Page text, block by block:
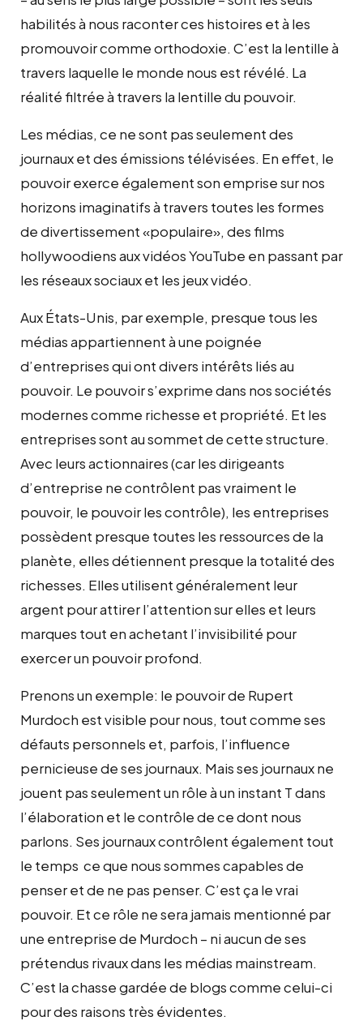
habilités à nous raconter ces histoires et à les
promouvoir comme orthodoxie. C’est la lentille à
travers laquelle le monde nous est révélé. La
réalité filtrée à travers la lentille du pouvoir.
Les médias, ce ne sont pas seulement des
journaux et des émissions télévisées. En effet, le
pouvoir exerce également son emprise sur nos
horizons imaginatifs à travers toutes les formes
de divertissement «populaire», des films
hollywoodiens aux vidéos YouTube en passant par
les réseaux sociaux et les jeux vidéo.
Aux États-Unis, par exemple, presque tous les
médias appartiennent à une poignée
d’entreprises qui ont divers intérêts liés au
pouvoir. Le pouvoir s’exprime dans nos sociétés
modernes comme richesse et propriété. Et les
entreprises sont au sommet de cette structure.
Avec leurs actionnaires (car les dirigeants
d’entreprise ne contrôlent pas vraiment le
pouvoir, le pouvoir les contrôle), les entreprises
possèdent presque toutes les ressources de la
planète, elles détiennent presque la totalité des
richesses. Elles utilisent généralement leur
argent pour attirer l’attention sur elles et leurs
marques tout en achetant l’invisibilité pour
exercer un pouvoir profond.
Prenons un exemple: le pouvoir de Rupert
Murdoch est visible pour nous, tout comme ses
défauts personnels et, parfois, l’influence
pernicieuse de ses journaux. Mais ses journaux ne
jouent pas seulement un rôle à un instant T dans
l’élaboration et le contrôle de ce dont nous
parlons. Ses journaux contrôlent également tout
le temps ce que nous sommes capables de
penser et de ne pas penser. C’est ça le vrai
pouvoir. Et ce rôle ne sera jamais mentionné par
une entreprise de Murdoch – ni aucun de ses
prétendus rivaux dans les médias mainstream.
C’est la chasse gardée de blogs comme celui-ci
pour des raisons très évidentes.